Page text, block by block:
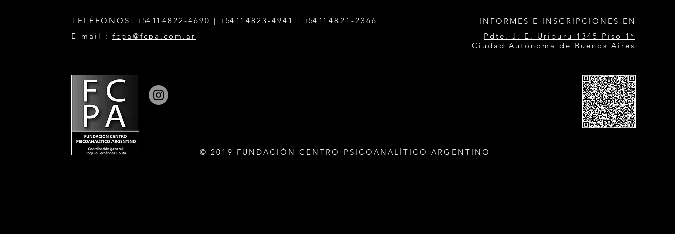
TELÉFONOS: +54 11 4822-4690 | +54 1 1 4823-4941 | +54 1 1 4821-2366
E-mail : fcpa@fcpa.com.ar
INFORMES E INSCRIPCIONES EN
Pdte. J. E. Uriburu 1345 Piso 1°
Ciudad Autónoma de Buenos Aires
© 2019 FUNDACIÓN CENTRO PSICOANALÍTICO ARGENTINO